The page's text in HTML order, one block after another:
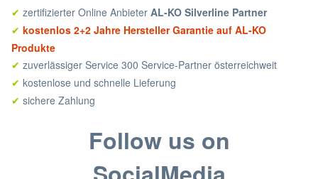
✔ zertifizierter Online Anbieter AL-KO Silverline Partner
✔ kostenlos 2+2 Jahre Hersteller Garantie auf AL-KO
Produkte
✔ zuverlässiger Service 300 Service-Partner österreichweit
✔ kostenlose und schnelle Lieferung
✔ sichere Zahlung
Follow us on